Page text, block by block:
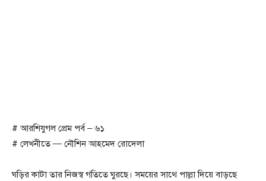
# আরশিযুগল প্রেম পর্ব – ৬১
# লেখনীতে — নৌশিন আহমেদ রোদেলা
ঘড়ির কাটা তার নিজস্ব গতিতে ঘুরছে। সময়ের সাথে পাল্লা দিয়ে বাড়ছে